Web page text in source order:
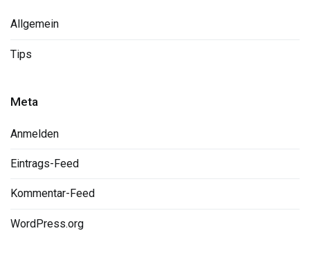
Allgemein
Tips
Meta
Anmelden
Eintrags-Feed
Kommentar-Feed
WordPress.org